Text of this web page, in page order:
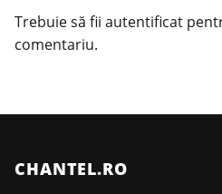
Trebuie să fii autentificat
comentariu.
CHANTEL.RO